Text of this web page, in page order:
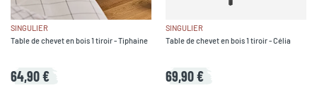
SINGULIER
Table de chevet en bois 1 tiroir - Tiphaine
64,90 €
SINGULIER
Table de chevet en bois 1 tiroir - Célia
69,90 €